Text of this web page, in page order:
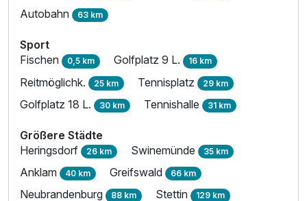
p.P. ab
Familienzimmer
2 Erwachsene und 2 Kinder
Autobahn 63 km
Sport
Fischen 0,5 km Golfplatz 9 L. 16 km
Reitmöglichk. 25 km Tennisplatz 29 km
Golfplatz 18 L. 30 km Tennishalle 31 km
Größere Städte
Heringsdorf 26 km Swinemünde 35 km
Anklam 40 km Greifswald 66 km
Neubrandenburg 88 km Stettin 129 km